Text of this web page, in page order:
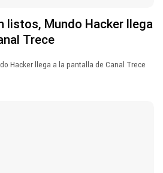
listos, Mundo Hacker llega
Trece
Hacker llega a la pantalla de Canal Trece